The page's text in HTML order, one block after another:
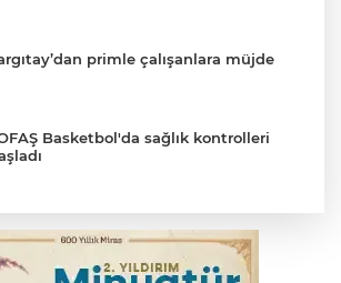
primle çalışanlara müjde
Basketbol'da sağlık kontrolleri